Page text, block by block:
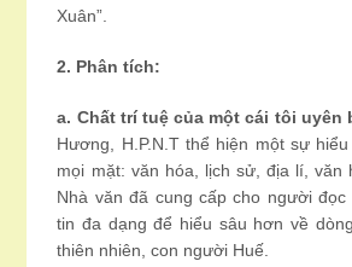
Xuân”.
2. Phân tích:
a. Chất trí tuệ của một cái tôi uyên
Hương, H.P.N.T thể hiện một sự
mọi mặt: văn hóa, lịch sử, địa lí, văn
Nhà văn đã cung cấp cho người
tin đa dạng để hiểu sâu hơn về
thiên nhiên, con người Huế.